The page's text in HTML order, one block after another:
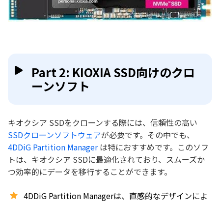
Part 2: KIOXIA SSD向けのクロ
ーンソフト
キオクシア SSDをクローンする際には、信頼性の高い
SSDクローンソフトウェアが必要です。その中でも、
4DDiG Partition Managerは特におすすめです。このソフ
トは、キオクシア SSDに最適化されており、スムーズか
つ効率的にデータを移行することができます。
4DDiG Partition Managerは、直感的なデザインによ